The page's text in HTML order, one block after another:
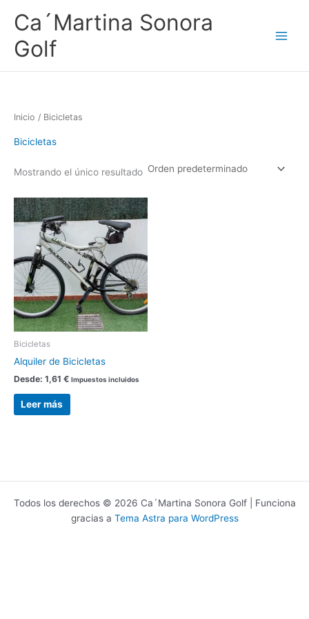
Ca´Martina Sonora
Golf
Inicio / Bicicletas
Bicicletas
Mostrando el único resultado
Bicicletas
Alquiler de Bicicletas
Desde: 1,61 € Impuestos incluidos
Leer más
Todos los derechos © 2026 Ca´Martina Sonora Golf | Funciona
gracias a Tema Astra para WordPress